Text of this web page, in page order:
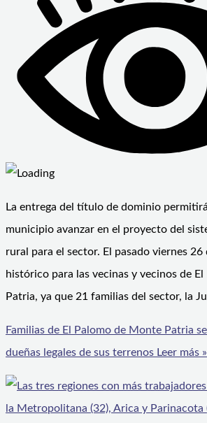
La entrega del título de dominio
municipio avanzar en el proyecto del
rural para el sector. El pasado viernes
histórico para las vecinas y vecinos de
Patria, ya que 21 familias del sector, la
Familias de El Palomo de Monte Patria
dueñas legales de sus terrenos Leer más »